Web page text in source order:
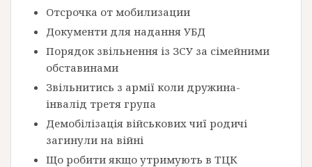
Отсрочка от мобилизации
Документи для надання УБД
Порядок звільнення із ЗСУ за сімейними
обставинами
Звільнитись з армії коли дружина-
інвалід третя група
Демобілізація військових чиї родичі
загинули на війні
Що робити якщо утримують в ТЦК